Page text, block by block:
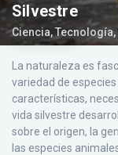
Silvestre
Ciencia,
La naturaleza es
variedad de
características,
vida silvestre
sobre el origen, la
las especies